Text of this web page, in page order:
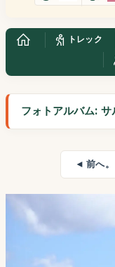
トレック
フォトアルバム: サ
◄ 前へ。